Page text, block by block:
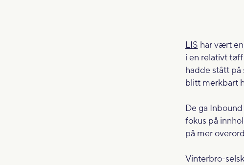
LIS har vært
i en relativt
hadde stått på
blitt merkbart
De ga
fokus på
på mer
Vinterbro-